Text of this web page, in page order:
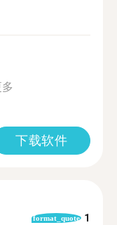
下载软件
format_quote 1